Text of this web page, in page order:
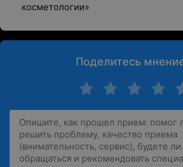
косметологии»
Поделитесь